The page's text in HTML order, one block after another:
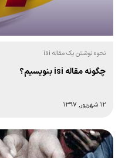
نحوه نوشتن یک مقاله isi
چگونه مقاله isi بنویسیم؟
۱۲ شهریور, ۱۳۹۷